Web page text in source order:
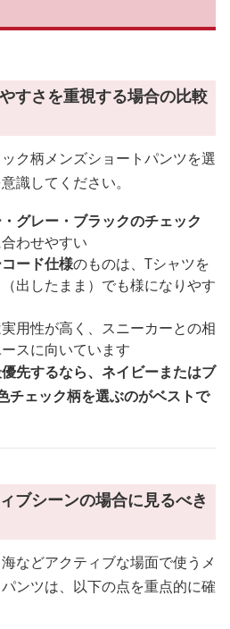
すさを重視する場合の比較
ク柄メンズショートパンツを選
識してください。
グレー・ブラックのチェック
わせやすい
ード仕様のものは、Tシャツを
出したまま）でも様になりやす
用性が高く、スニーカーとの相
スに向いています
先するなら、ネイビーまたはブ
チェック柄を選ぶのがベストで
ブシーンの場合に見るべき
などアクティブな場面で使うメ
ンツは、以下の点を重点的に確